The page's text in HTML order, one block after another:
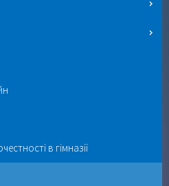
в гімназії